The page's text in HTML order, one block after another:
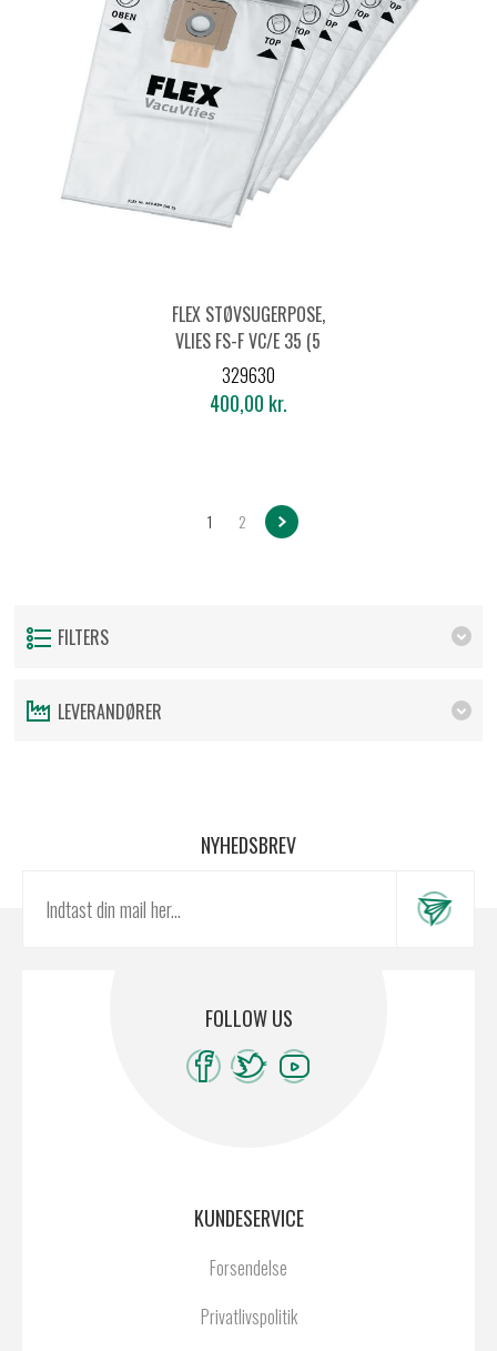
FLEX STØVSUGERPOSE,
VLIES FS-F VC/E 35 (5
STK.)
329630
400,00 kr.
1 2
FILTERS
LEVERANDØRER
NYHEDSBREV
FOLLOW US
KUNDESERVICE
Forsendelse
Privatlivspolitik